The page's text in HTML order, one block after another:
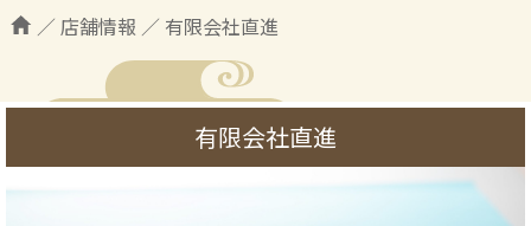
／ 店舗情報 ／ 有限会社直進
有限会社直進